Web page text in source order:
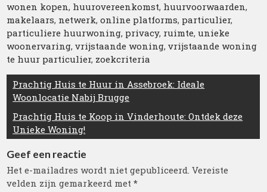
wonen kopen, huurovereenkomst, huurvoorwaarden,
makelaars, netwerk,online platforms, particulier,
particuliere huurwoning, privacy, ruimte,unieke
woonervaring,vrijstaande woning,vrijstaande woning
te huur particulier, zoekcriteria
Berichtnavigatie
Prachtig Huis te Huur in Assebroek: Ideale
Woonlocatie Nabij Brugge
Prachtig Huis te Koop in Vinderhoute: Ontdek deze
Unieke Woning!
Geef een reactie
Het e-mailadres wordt niet gepubliceerd. Vereiste
velden zijn gemarkeerd met*